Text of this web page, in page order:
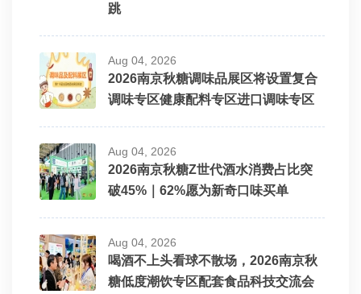
跳
Aug 04, 2026
2026南京秋糖调味品展区将设置复合
调味专区健康配料专区进口调味专区
Aug 04, 2026
2026南京秋糖Z世代酒水消费占比突
破45%｜62%愿为新奇口味买单
Aug 04, 2026
喝酒不上头看球不散场，2026南京秋
糖低度潮饮专区配套食品科技交流会